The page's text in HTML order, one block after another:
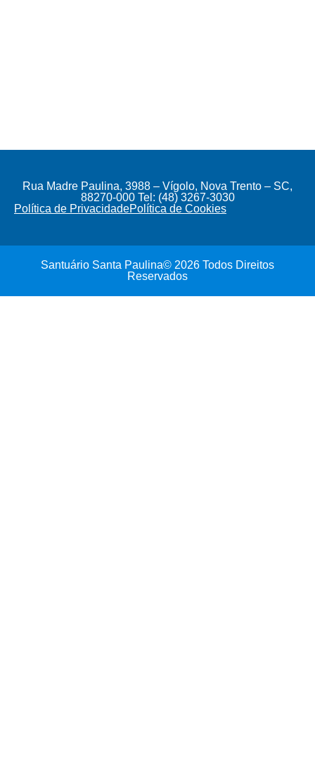
Rua Madre Paulina, 3988 – Vígolo, Nova Trento – SC,
88270-000 Tel: (48) 3267-3030
Política de PrivacidadePolítica de Cookies
Santuário Santa Paulina© 2026 Todos Direitos
Reservados